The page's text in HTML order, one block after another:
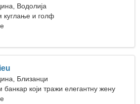
Водолија
куглање и голф
Близанци
банкар који тражи елегантну жену